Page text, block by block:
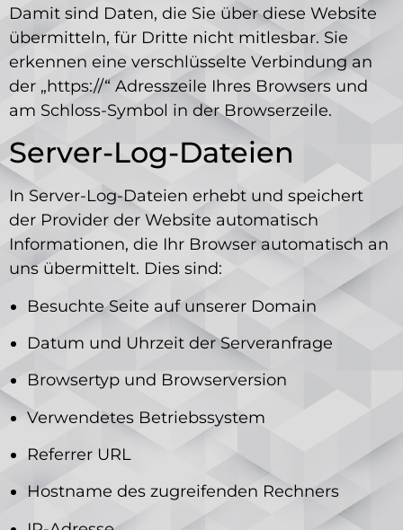
Damit sind Daten, die Sie über diese Website
übermitteln, für Dritte nicht mitlesbar. Sie
erkennen eine verschlüsselte Verbindung an
der „https://“ Adresszeile Ihres Browsers und
am Schloss-Symbol in der Browserzeile.
Server-Log-Dateien
In Server-Log-Dateien erhebt und speichert
der Provider der Website automatisch
Informationen, die Ihr Browser automatisch an
uns übermittelt. Dies sind:
Besuchte Seite auf unserer Domain
Datum und Uhrzeit der Serveranfrage
Browsertyp und Browserversion
Verwendetes Betriebssystem
Referrer URL
Hostname des zugreifenden Rechners